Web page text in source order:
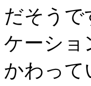
だそうで
ケーショ
かわって